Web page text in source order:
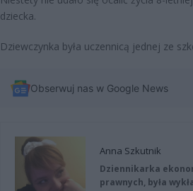
dziecka.
Dziewczynka była uczennicą jednej ze
Obserwuj nas w Google News
Anna Szkutnik
Dziennikarka
prawnych, była